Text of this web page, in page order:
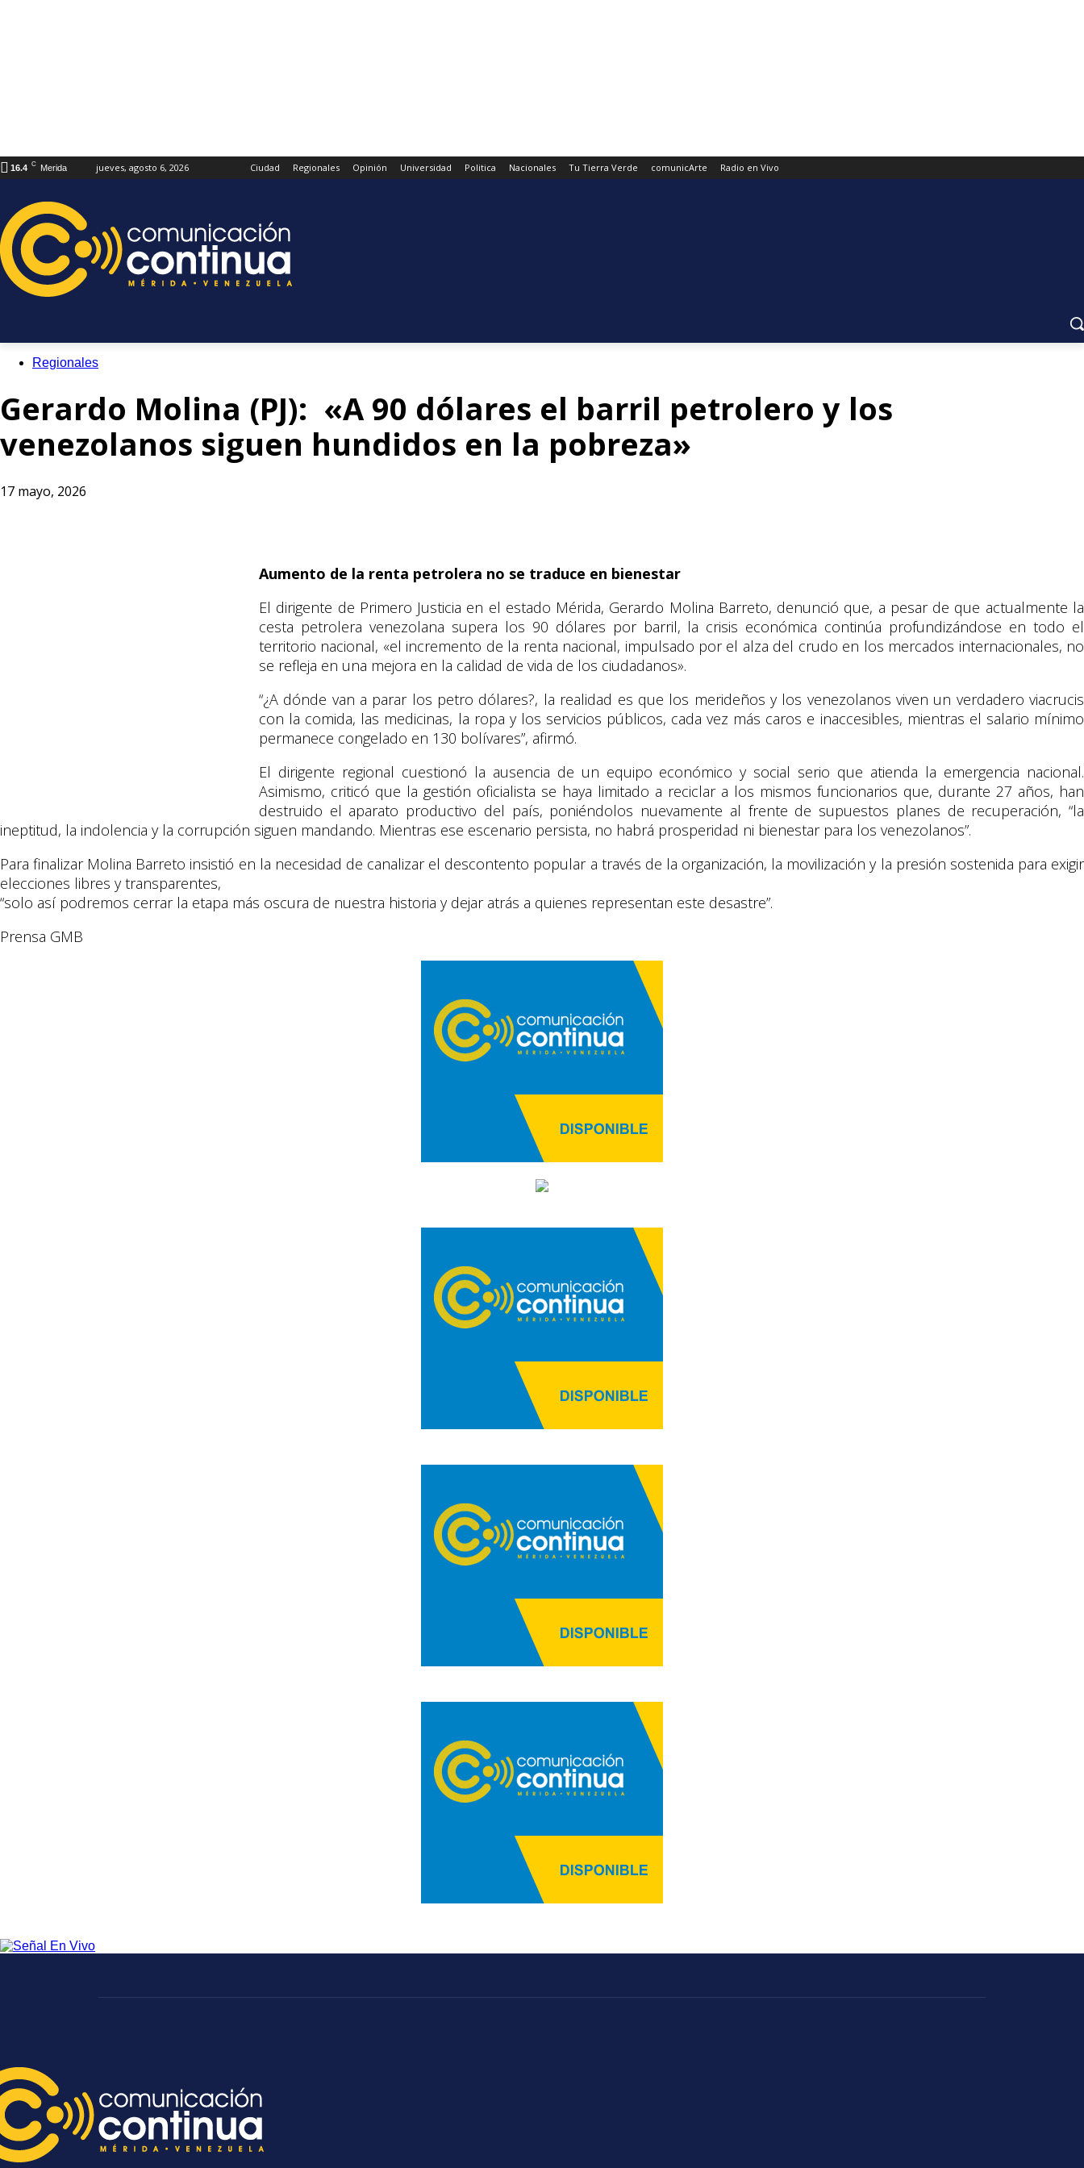
16.4 C Merida jueves, agosto 6, 2026 Ciudad Regionales Opinión Universidad Politica Nacionales Tu Tierra Verde comunicArte Radio en Vivo
Regionales
Gerardo Molina (PJ): «A 90 dólares el barril petrolero y los
venezolanos siguen hundidos en la pobreza»
17 mayo, 2026
Aumento de la renta petrolera no se traduce en bienestar
​​El dirigente de Primero Justicia en el estado Mérida, Gerardo Molina Barreto, denunció que, a pesar de que actualmente la
cesta petrolera venezolana supera los 90 dólares por barril, la crisis económica continúa profundizándose en todo el
territorio nacional, «el incremento de la renta nacional, impulsado por el alza del crudo en los mercados internacionales, no
se refleja en una mejora en la calidad de vida de los ciudadanos».
​“¿A dónde van a parar los petro dólares?, la realidad es que los merideños y los venezolanos viven un verdadero viacrucis
con la comida, las medicinas, la ropa y los servicios públicos, cada vez más caros e inaccesibles, mientras el salario mínimo
permanece congelado en 130 bolívares”, afirmó.
​El dirigente regional cuestionó la ausencia de un equipo económico y social serio que atienda la emergencia nacional.
Asimismo, criticó que la gestión oficialista se haya limitado a reciclar a los mismos funcionarios que, durante 27 años, han
destruido el aparato productivo del país, poniéndolos nuevamente al frente de supuestos planes de recuperación, ​“la
ineptitud, la indolencia y la corrupción siguen mandando. Mientras ese escenario persista, no habrá prosperidad ni bienestar para los venezolanos”.
​Para finalizar Molina Barreto insistió en la necesidad de canalizar el descontento popular a través de la organización, la movilización y la presión sostenida para exigir
elecciones libres y transparentes,
​“solo así podremos cerrar la etapa más oscura de nuestra historia y dejar atrás a quienes representan este desastre”.
​Prensa GMB